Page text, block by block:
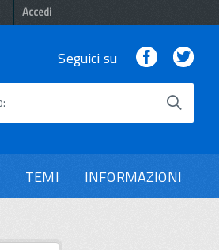
Accedi
Seguici su Facebook
TEMI INFORMAZIONI